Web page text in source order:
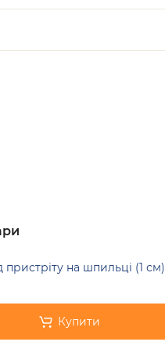
пристріту на шпильці (1 см)
Купити